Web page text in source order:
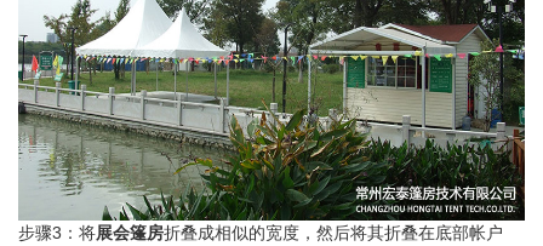
步骤3：将展会篷房折叠成相似的宽度，然后将其折叠在底部帐户